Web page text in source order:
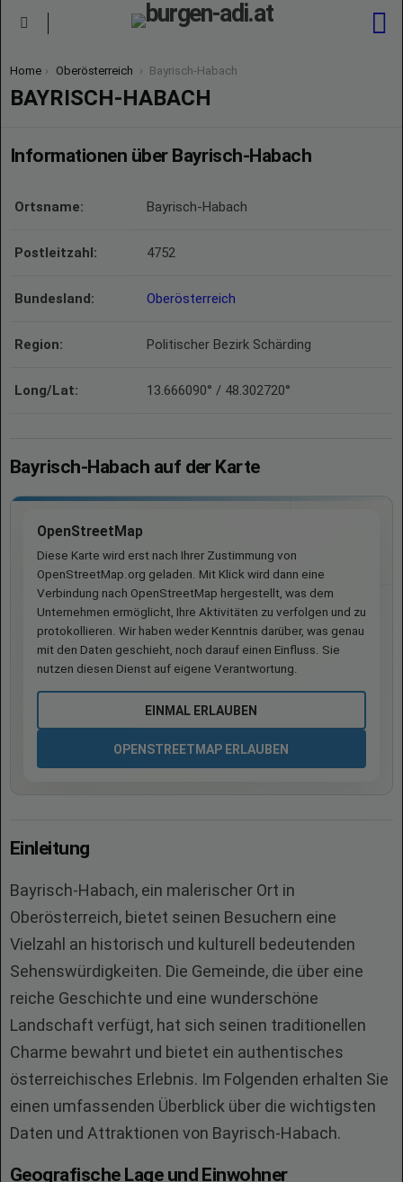
You are here:
Home Oberösterreich Bayrisch-Habach
BAYRISCH-HABACH
Informationen über Bayrisch-Habach
Ortsname: Bayrisch-Habach
Postleitzahl: 4752
Bundesland: Oberösterreich
Region: Politischer Bezirk Schärding
Long/Lat: 13.666090° / 48.302720°
Bayrisch-Habach auf der Karte
OpenStreetMap
Diese Karte wird erst nach Ihrer Zustimmung von
OpenStreetMap.org geladen. Mit Klick wird dann eine
Verbindung nach OpenStreetMap hergestellt, was dem
Unternehmen ermöglicht, Ihre Aktivitäten zu verfolgen und zu
protokollieren. Wir haben weder Kenntnis darüber, was genau
mit den Daten geschieht, noch darauf einen Einfluss. Sie
nutzen diesen Dienst auf eigene Verantwortung.
EINMAL ERLAUBEN
OPENSTREETMAP ERLAUBEN
Einleitung
Bayrisch-Habach, ein malerischer Ort in
Oberösterreich, bietet seinen Besuchern eine
Vielzahl an historisch und kulturell bedeutenden
Sehenswürdigkeiten. Die Gemeinde, die über eine
reiche Geschichte und eine wunderschöne
Landschaft verfügt, hat sich seinen traditionellen
Charme bewahrt und bietet ein authentisches
österreichisches Erlebnis. Im Folgenden erhalten Sie
einen umfassenden Überblick über die wichtigsten
Daten und Attraktionen von Bayrisch-Habach.
Geografische Lage und Einwohner